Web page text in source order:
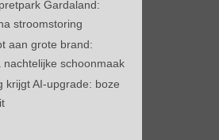
Gardaland:
stroomstoring
aan grote brand:
schoonmaak
krijgt AI-upgrade: boze